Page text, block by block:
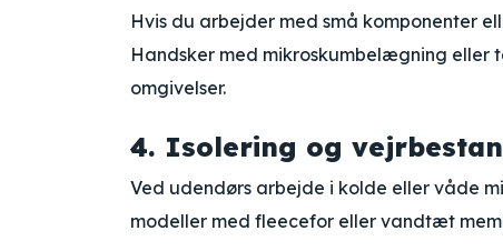
Hvis du arbejder med små komponenter
Handsker med mikroskumbelægning
omgivelser.
4. Isolering og
Ved udendørs arbejde i kolde eller våde
modeller med fleecefor eller vandtæt